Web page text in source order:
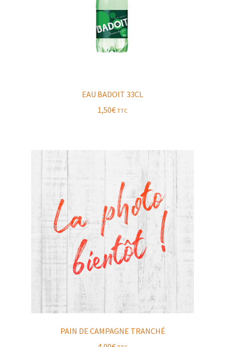
EAU BADOIT 33CL
1,50€ TTC
PAIN DE CAMPAGNE TRANCHÉ